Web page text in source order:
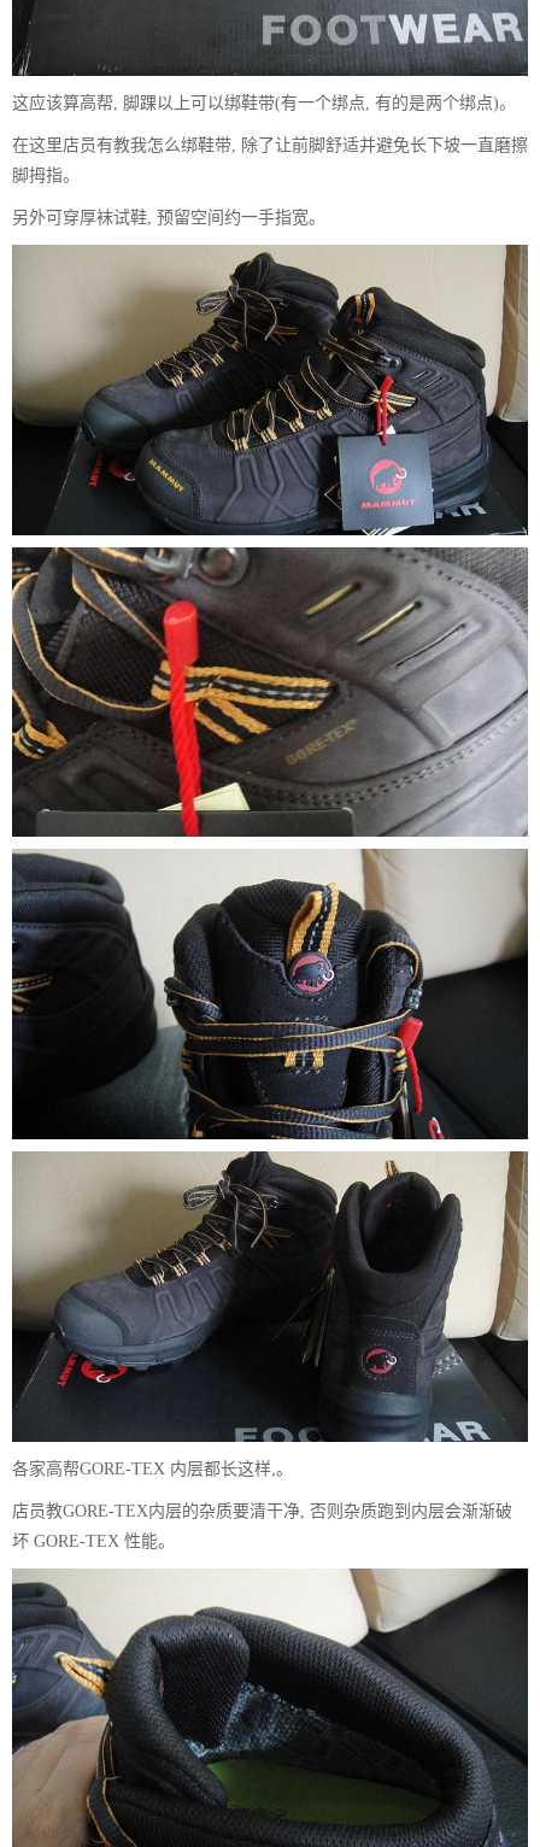
这应该算高帮, 脚踝以上可以绑鞋带(有一个绑点, 有的是两个绑点)。
在这里店员有教我怎么绑鞋带, 除了让前脚舒适并避免长下坡一直磨擦
脚拇指。
另外可穿厚袜试鞋, 预留空间约一手指宽。
各家高帮GORE-TEX 内层都长这样,。
店员教GORE-TEX内层的杂质要清干净, 否则杂质跑到内层会渐渐破
坏 GORE-TEX 性能。